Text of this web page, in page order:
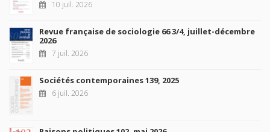
10 juil. 2026
Revue française de sociologie 66 3/4, juillet-décembre
2026
7 juil. 2026
Sociétés contemporaines 139, 2025
6 juil. 2026